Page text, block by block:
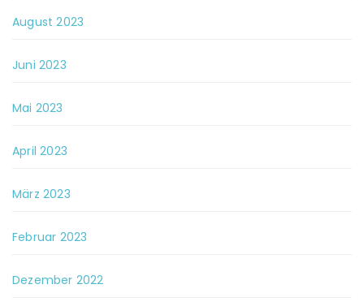
August 2023
Juni 2023
Mai 2023
April 2023
März 2023
Februar 2023
Dezember 2022